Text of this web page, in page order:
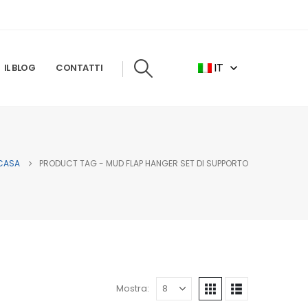
IL BLOG CONTATTI IT
PRODUCT TAG - MUD FLAP HANGER SET DI SUPPORTO
Mostra: